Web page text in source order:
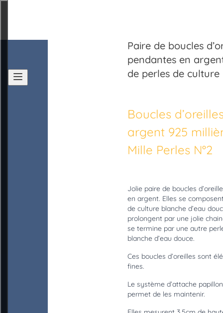
Paire de boucles
pendantes en
de perles de culture
Boucles
argent 925
Mille Perles N°2
Jolie paire de boucles
en argent. Elles se
de culture blanche d’eau
prolongent par une jolie
se termine par une autre
blanche d’eau douce.
Ces boucles d’oreilles sont
fines.
Le système d’attache
permet de les maintenir.